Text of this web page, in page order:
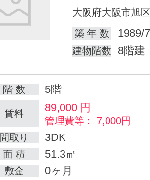
大阪府大阪市旭
築 年 数
1989/
建物階数 8階建
階 数 5階
賃料 89,000 円
管理費等： 7,000円
間取り
3DK
面 積 51.3㎡
敷金 0ヶ月